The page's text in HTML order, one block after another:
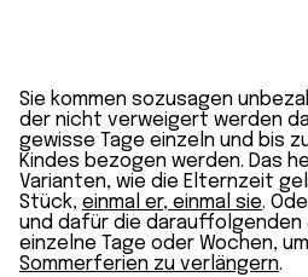
Sie kommen sozusagen
der nicht verweigert werden
gewisse Tage einzeln und bis
Kindes bezogen werden. Das
Varianten, wie die Elternzeit
Stück, einmal er, einmal sie.
und dafür die darauffolgenden
einzelne Tage oder Wochen,
Sommerferien zu verlängern.